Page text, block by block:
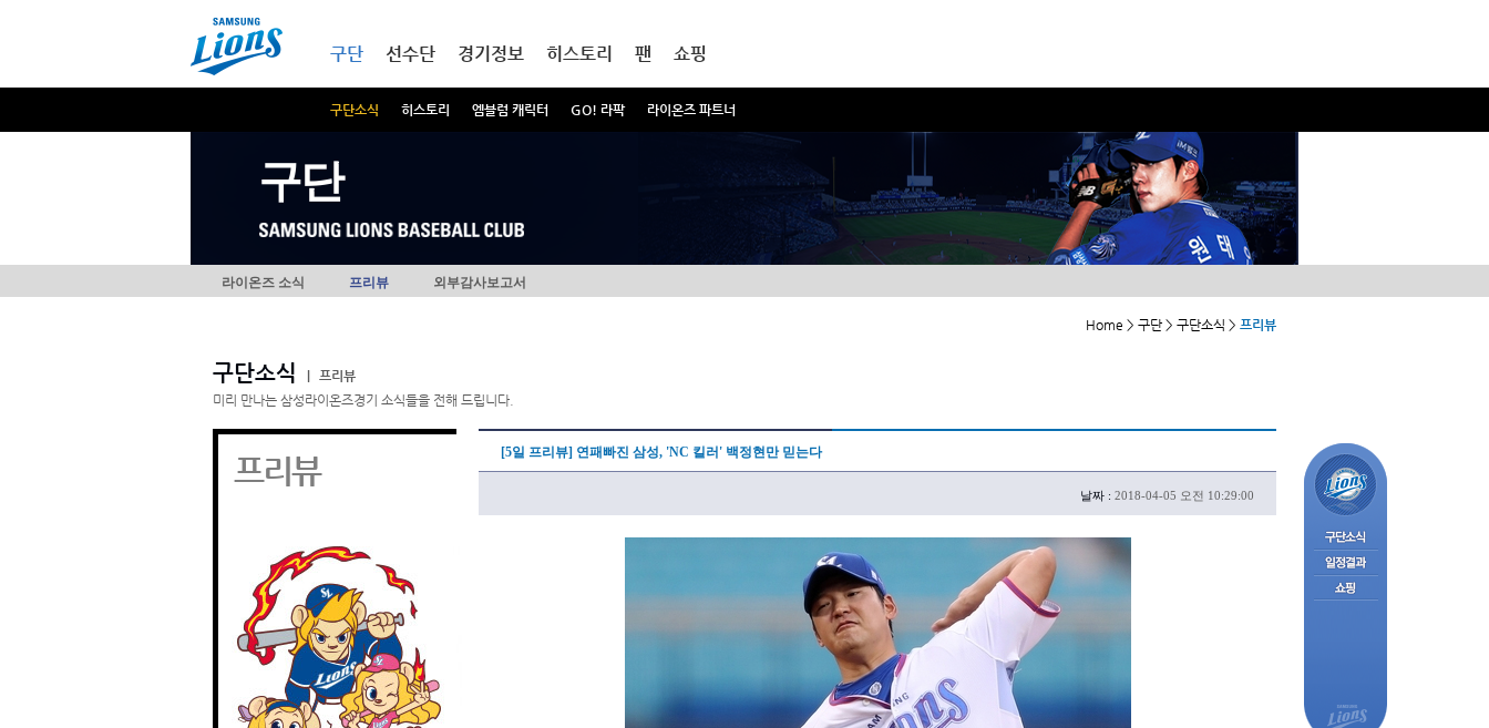
구단
구단소식 히스토리 엠블럼 캐릭터 GO! 라팍 라이온즈 파트너
선수단 경기정보 히스토리 팬 쇼핑
구단
라이온즈 소식 프리뷰 외부감사보고서
Home > 구단 > 구단소식 > 프리뷰
구단소식
프리뷰
미리 만나는 삼성라이온즈경기 소식들을 전해 드립니다.
프리뷰 [5일 프리뷰] 연패빠진 삼성, 'NC 킬러' 백정현만 믿는다
날짜 : 2018-04-05 오전 10:29:00